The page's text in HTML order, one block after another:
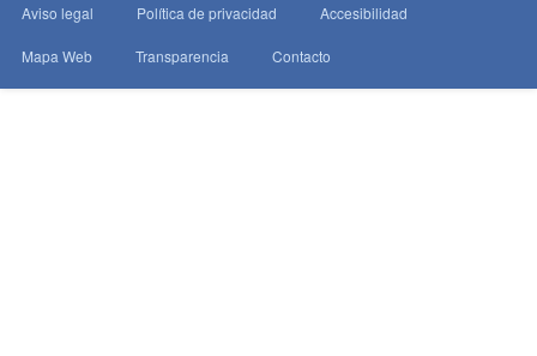
Aviso legal Política de privacidad Accesibilidad
Mapa Web Transparencia Contacto